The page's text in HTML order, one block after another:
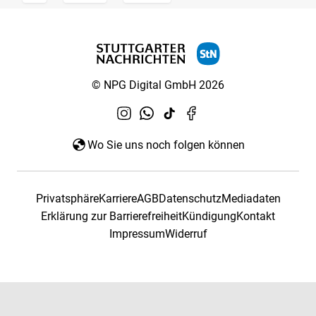
© NPG Digital GmbH 2026
Wo Sie uns noch folgen können
PrivatsphäreKarriereAGBDatenschutzMediadaten
Erklärung zur BarrierefreiheitKündigungKontakt
ImpressumWiderruf